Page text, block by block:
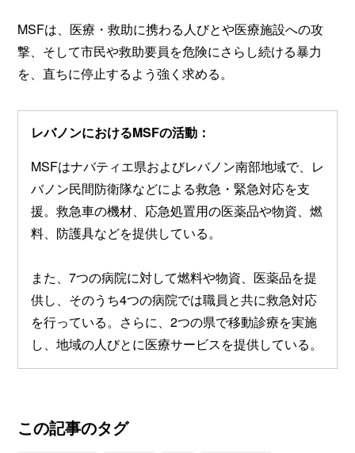
MSFは、医療・救助に携わる人びとや医療施設への攻
撃、そして市民や救助要員を危険にさらし続ける暴力
を、直ちに停止するよう強く求める。
レバノンにおけるMSFの活動：
MSFはナバティエ県およびレバノン南部地域で、レ
バノン民間防衛隊などによる救急・緊急対応を支
援。救急車の機材、応急処置用の医薬品や物資、燃
料、防護具などを提供している。
また、7つの病院に対して燃料や物資、医薬品を提
供し、そのうち4つの病院では職員と共に救急対応
を行っている。さらに、2つの県で移動診療を実施
し、地域の人びとに医療サービスを提供している。
この記事のタグ